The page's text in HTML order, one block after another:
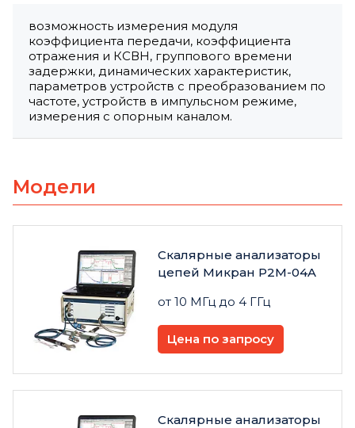
возможность измерения модуля
коэффициента передачи, коэффициента
отражения и КСВН, группового времени
задержки, динамических характеристик,
параметров устройств с преобразованием по
частоте, устройств в импульсном режиме,
измерения с опорным каналом.
Модели
Скалярные анализаторы
цепей Микран P2M-04A
от 10 МГц до 4 ГГц
Цена по запросу
Скалярные анализаторы